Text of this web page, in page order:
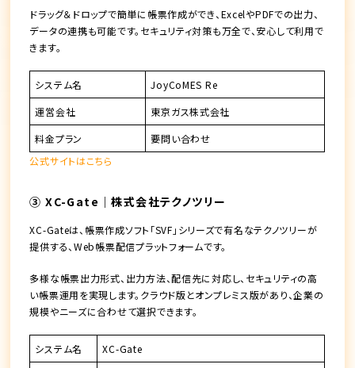
ドラッグ＆ドロップで簡単に帳票作成ができ、ExcelやPDFでの出力、
データの連携も可能です。セキュリティ対策も万全で、安心して利用で
きます。
システム名
JoyCoMES Re
運営会社
東京ガス株式会社
料金プラン
要問い合わせ
公式サイトはこちら
③ XC-Gate｜株式会社テクノツリー
XC-Gateは、帳票作成ソフト「SVF」シリーズで有名なテクノツリーが
提供する、Web帳票配信プラットフォームです。
多様な帳票出力形式、出力方法、配信先に対応し、セキュリティの高
い帳票運用を実現します。クラウド版とオンプレミス版があり、企業の
規模やニーズに合わせて選択できます。
システム名
XC-Gate